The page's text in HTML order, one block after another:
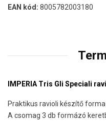
EAN kód: 8005782003180
IMPERIA Tris Gli Speciali
Praktikus ravioli készítő
A csomag 3 db formázó